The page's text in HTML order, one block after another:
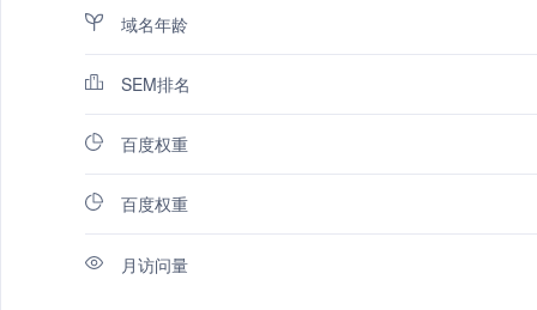
域名年龄
SEM排名
百度权重
百度权重
月访问量